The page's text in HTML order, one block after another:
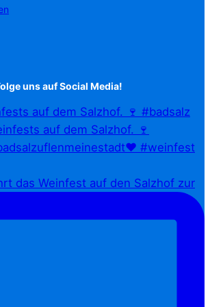
uns auf Social Media!
auf dem Salzhof. 🍷 #badsalz
das Weinfest auf den Salzhof zur